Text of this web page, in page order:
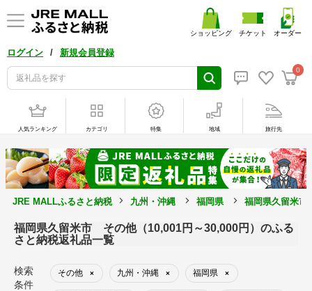
ログイン / 新規会員登録
0
ショッピング チケット オーダー
人気ランキング カテゴリ 特集 地域 旅行先
JRE MALLふるさと納税 九州・沖縄 福岡県 福岡県久留米市
福岡県久留米市 その他（10,001円～30,000円）のふる
さと納税返礼品一覧
検索
条件
その他 × 九州・沖縄 × 福岡県 ×